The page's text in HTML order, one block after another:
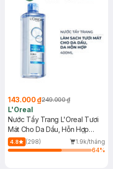
143.000 ₫249.000 ₫
L'Oreal
Nước Tẩy Trang L'Oreal Tươi
Mát Cho Da Dầu, Hỗn Hợp
400ml
4.8 (298)
1.9k/tháng
64%